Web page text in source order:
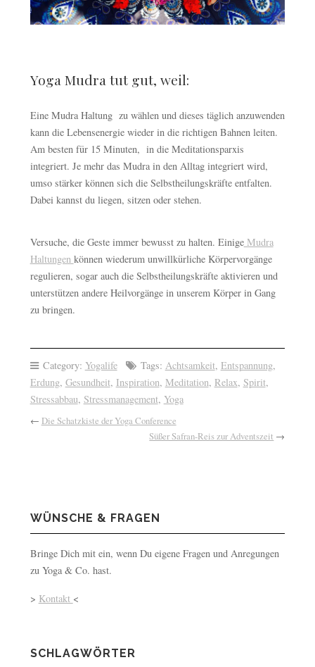
Yoga Mudra tut gut, weil:
Eine Mudra Haltung zu wählen und dieses täglich anzuwenden
kann die Lebensenergie wieder in die richtigen Bahnen leiten.
Am besten für 15 Minuten, in die Meditationsparxis
integriert. Je mehr das Mudra in den Alltag integriert wird,
umso stärker können sich die Selbstheilungskräfte entfalten.
Dabei kannst du liegen, sitzen oder stehen.
Versuche, die Geste immer bewusst zu halten. EinigeMudra
Haltungen können wiederum unwillkürliche Körpervorgänge
regulieren, sogar auch die Selbstheilungskräfte aktivieren und
unterstützen andere Heilvorgänge in unserem Körper in Gang
zu bringen.
Category: Yogalife Tags: Achtsamkeit, Entspannung,
Erdung, Gesundheit, Inspiration, Meditation, Relax, Spirit,
Stressabbau, Stressmanagement, Yoga
← Die Schatzkiste der Yoga Conference
Süßer Safran-Reis zur Adventszeit →
WÜNSCHE & FRAGEN
Bringe Dich mit ein, wenn Du eigene Fragen und Anregungen
zu Yoga & Co. hast.
> Kontakt <
SCHLAGWÖRTER